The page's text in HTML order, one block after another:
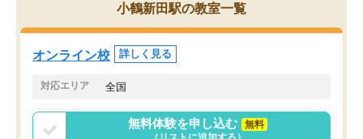
小鶴新田駅の教室一覧
オンライン校 詳しく見る
対応エリア 全国
無料体験を申し込む
無料